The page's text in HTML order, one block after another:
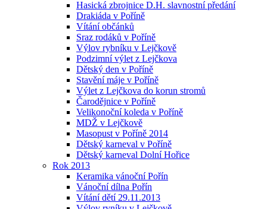
Hasická zbrojnice D.H. slavnostní předání
Drakiáda v Poříně
Vítání občánků
Sraz rodáků v Poříně
Výlov rybníku v Lejčkově
Podzimní výlet z Lejčkova
Dětský den v Poříně
Stavění máje v Poříně
Výlet z Lejčkova do korun stromů
Čarodějnice v Poříně
Velikonoční koleda v Poříně
MDŽ v Lejčkově
Masopust v Poříně 2014
Dětský karneval v Poříně
Dětský karneval Dolní Hořice
Rok 2013
Keramika vánoční Pořín
Vánoční dílna Pořín
Vítání dětí 29.11.2013